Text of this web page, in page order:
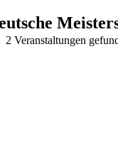
2 Veranstaltungen